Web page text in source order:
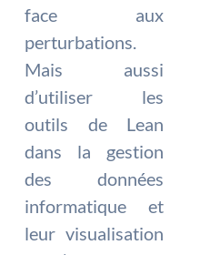
face aux
perturbations.
Mais aussi
d’utiliser les
outils de Lean
dans la gestion
des données
informatique et
leur visualisation